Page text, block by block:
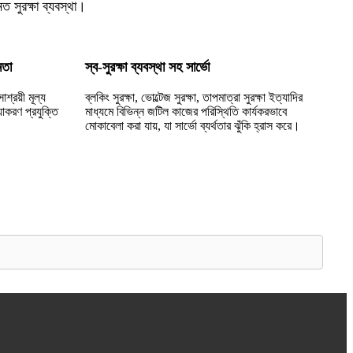
সুরক্ষা ব্যবস্থা।
মূল্য
প্রযুক্তি
স্ব-সুরক্ষা ব্যবস্থা সহ সার্ভো
ব্লকিং সুরক্ষা, ভোল্টেজ সুরক্ষা, তাপমাত্রা সুরক্ষা ইত্যাদির
মাধ্যমে বিভিন্ন জটিল কাজের পরিস্থিতি কার্যকরভাবে
মোকাবেলা করা যায়, যা সার্ভো ব্যর্থতার ঝুঁকি হ্রাস করে।